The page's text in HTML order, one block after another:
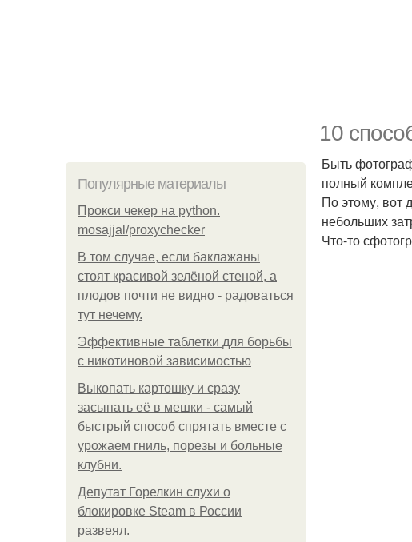
10
Популярные материалы
Прокси чекер на python.
mosajjal/proxychecker
В том случае, если баклажаны
стоят красивой зелёной стеной, а
плодов почти не видно - радоваться
тут нечему.
Эффективные таблетки для борьбы
с никотиновой зависимостью
Выкопать картошку и сразу
засыпать её в мешки - самый
быстрый способ спрятать вместе с
урожаем гниль, порезы и больные
клубни.
Депутат Горелкин слухи о
блокировке Steam в России
развеял.
Быть
полный
По этому, вот
небольших
Что-то